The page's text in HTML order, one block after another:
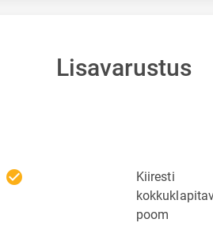
Lisavarustus
check_circle
Kiiresti
poom